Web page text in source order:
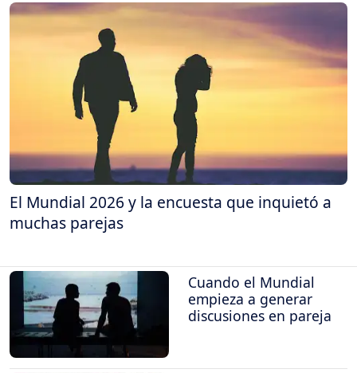
El Mundial 2026 y la encuesta que inquietó a
muchas parejas
Cuando el Mundial
empieza a generar
discusiones en pareja